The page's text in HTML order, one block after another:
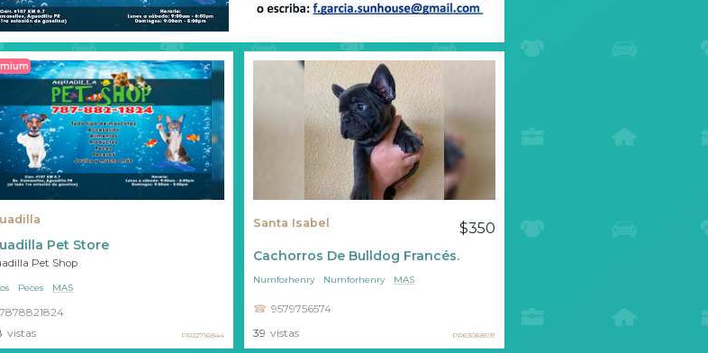
Pet Store
Pet Shop
7878821824
Peces MAS
vistas PR22716844
Santa Isabel $350
Cachorros De Bulldog Francés.
9579756574
Numforhenry Numforhenry MAS
39 vistas PR63068591